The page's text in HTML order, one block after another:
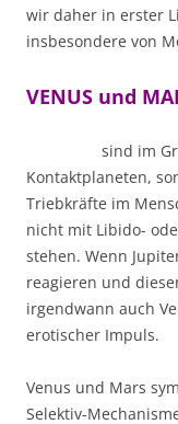
wir daher in erster
insbesondere von
VENUS und
sind im
Kontaktplaneten,
Triebkräfte im
nicht mit Libido-
stehen. Wenn
reagieren und
irgendwann auch
erotischer Impuls.
Venus und Mars
Selektiv-